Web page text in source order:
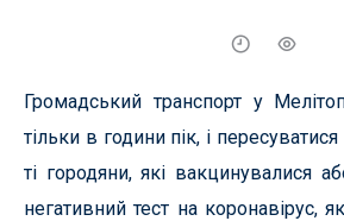
Громадський транспорт у
тільки в години пік, і
ті городяни, які вакцинувалися
негативний тест на коронавірус,